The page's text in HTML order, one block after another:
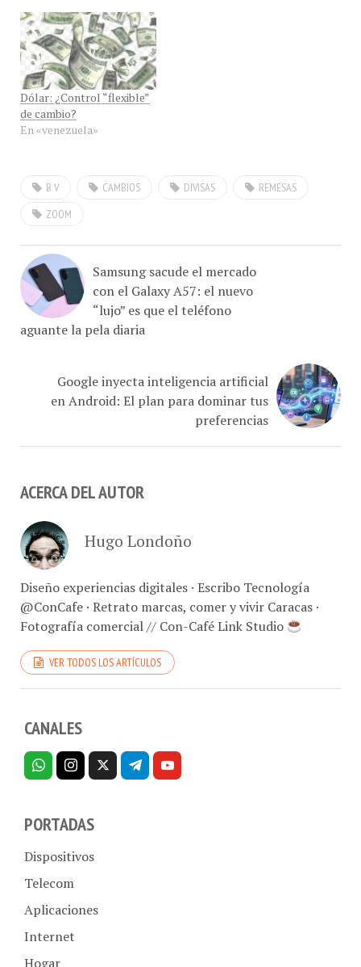
necesitaran más bolívares
para acceder al terminal
móvil…
Dólar: ¿Control “flexible”
de cambio?
En «venezuela»
ZOOM
con el Galaxy A57: el nuevo
“lujo” es que el teléfono
aguante la pela diaria
en Android: El plan para dominar tus
preferencias
Diseño experiencias digitales · Escribo Tecnología
@ConCafe · Retrato marcas, comer y vivir Caracas ·
Fotografía comercial // Con-Café Link Studio
Telecom
Aplicaciones
Internet
Hogar